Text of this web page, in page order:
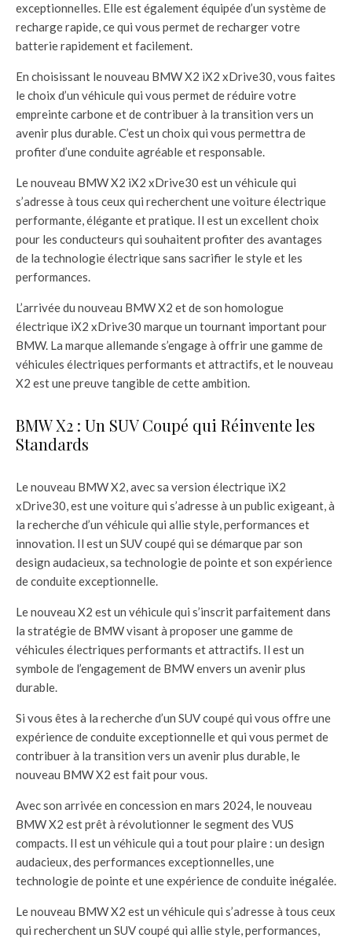
exceptionnelles. Elle est également équipée d’un système de
recharge rapide, ce qui vous permet de recharger votre
batterie rapidement et facilement.
En choisissant le nouveau BMW X2 iX2 xDrive30, vous faites
le choix d’un véhicule qui vous permet de réduire votre
empreinte carbone et de contribuer à la transition vers un
avenir plus durable. C’est un choix qui vous permettra de
profiter d’une conduite agréable et responsable.
Le nouveau BMW X2 iX2 xDrive30 est un véhicule qui
s’adresse à tous ceux qui recherchent une voiture électrique
performante, élégante et pratique. Il est un excellent choix
pour les conducteurs qui souhaitent profiter des avantages
de la technologie électrique sans sacrifier le style et les
performances.
L’arrivée du nouveau BMW X2 et de son homologue
électrique iX2 xDrive30 marque un tournant important pour
BMW. La marque allemande s’engage à offrir une gamme de
véhicules électriques performants et attractifs, et le nouveau
X2 est une preuve tangible de cette ambition.
BMW X2 : Un SUV Coupé qui Réinvente les
Standards
Le nouveau BMW X2, avec sa version électrique iX2
xDrive30, est une voiture qui s’adresse à un public exigeant, à
la recherche d’un véhicule qui allie style, performances et
innovation. Il est un SUV coupé qui se démarque par son
design audacieux, sa technologie de pointe et son expérience
de conduite exceptionnelle.
Le nouveau X2 est un véhicule qui s’inscrit parfaitement dans
la stratégie de BMW visant à proposer une gamme de
véhicules électriques performants et attractifs. Il est un
symbole de l’engagement de BMW envers un avenir plus
durable.
Si vous êtes à la recherche d’un SUV coupé qui vous offre une
expérience de conduite exceptionnelle et qui vous permet de
contribuer à la transition vers un avenir plus durable, le
nouveau BMW X2 est fait pour vous.
Avec son arrivée en concession en mars 2024, le nouveau
BMW X2 est prêt à révolutionner le segment des VUS
compacts. Il est un véhicule qui a tout pour plaire : un design
audacieux, des performances exceptionnelles, une
technologie de pointe et une expérience de conduite inégalée.
Le nouveau BMW X2 est un véhicule qui s’adresse à tous ceux
qui recherchent un SUV coupé qui allie style, performances,